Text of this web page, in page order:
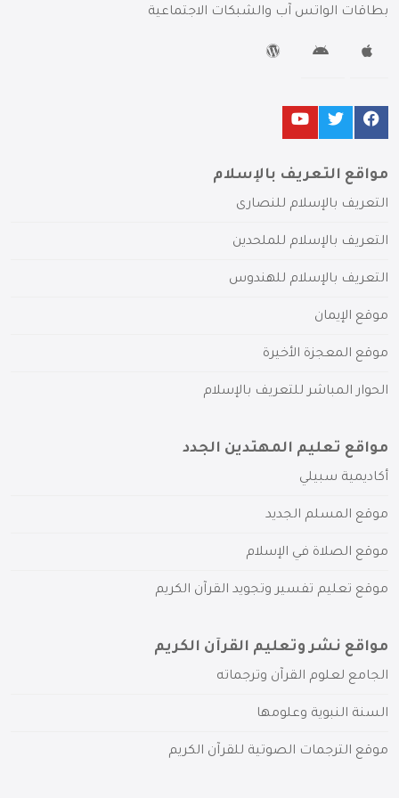
بطاقات الواتس آب والشبكات الاجتماعية
مواقع التعريف بالإسلام
التعريف بالإسلام للنصارى
التعريف بالإسلام للملحدين
التعريف بالإسلام للهندوس
موقع الإيمان
موقع المعجزة الأخيرة
الحوار المباشر للتعريف بالإسلام
مواقع تعليم المهتدين الجدد
أكاديمية سبيلي
موقع المسلم الجديد
موقع الصلاة في الإسلام
موقع تعليم تفسير وتجويد القرآن الكريم
مواقع نشر وتعليم القرآن الكريم
الجامع لعلوم القرآن وترجماته
السنة النبوية وعلومها
موقع الترجمات الصوتية للقرآن الكريم